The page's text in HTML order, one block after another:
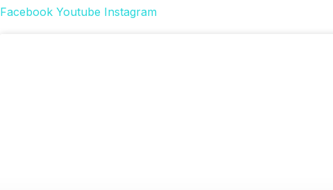
Facebook Youtube Instagram